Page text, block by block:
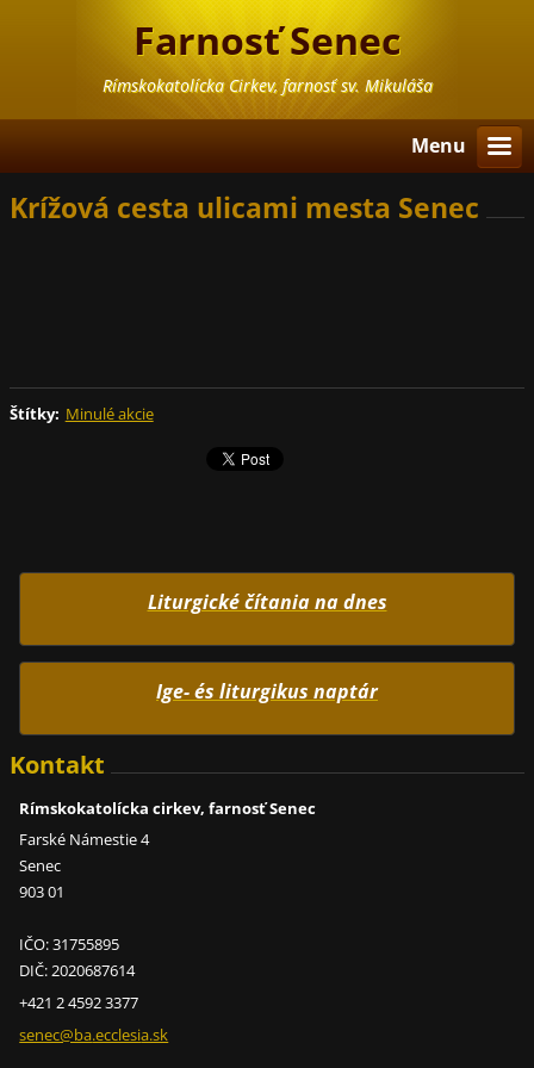
Farnosť Senec
Rímskokatolícka Cirkev, farnosť sv. Mikuláša
Menu
Krížová cesta ulicami mesta Senec
Štítky: Minulé akcie
Liturgické čítania na dnes
Ige- és liturgikus naptár
Kontakt
Rímskokatolícka cirkev, farnosť Senec
Farské Námestie 4
Senec
903 01
IČO: 31755895
DIČ: 2020687614
+421 2 4592 3377
senec@ba.ecclesia.sk